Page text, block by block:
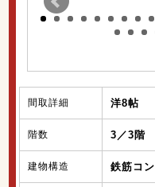
間取詳細 洋8帖
階数 3／3階
建物構造 鉄筋コン